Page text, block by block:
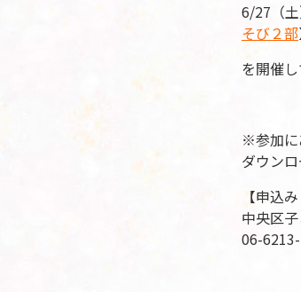
6/27（
そび２部
を開催
※参加に
ダウン
【申込
中央区
06-